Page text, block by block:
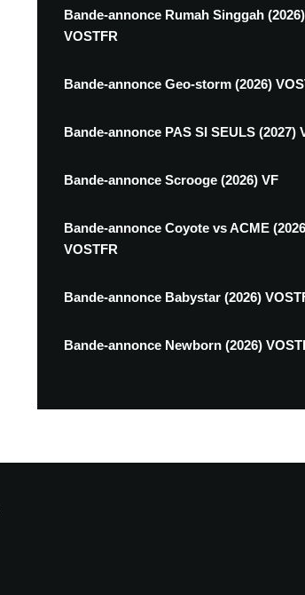
Bande-annonce Rumah Singgah (2026)
VOSTFR
Bande-annonce Geo-storm (2026)
Bande-annonce PAS SI SEULS (2027)
Bande-annonce Scrooge (2026) VF
Bande-annonce Coyote vs ACME
VOSTFR
Bande-annonce Babystar (2026)
Bande-annonce Newborn (2026)